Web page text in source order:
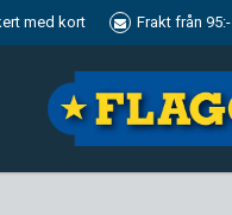
med kort Frakt från 95:-